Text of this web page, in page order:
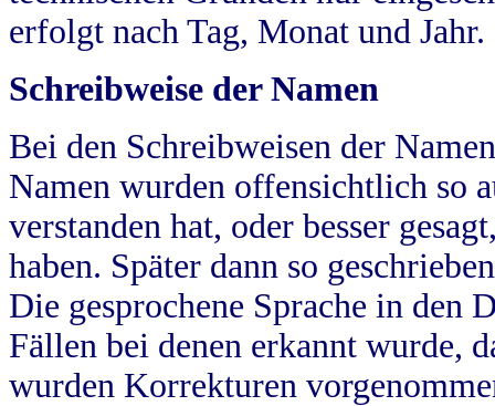
erfolgt nach Tag, Monat und Jahr.
Schreibweise der Namen
Bei den Schreibweisen der
Namen wurden offensichtlich so
verstanden hat, oder besser
haben. Später dann so
Die gesprochene Sprache in
Fällen bei denen erkannt wurde,
wurden Korrekturen